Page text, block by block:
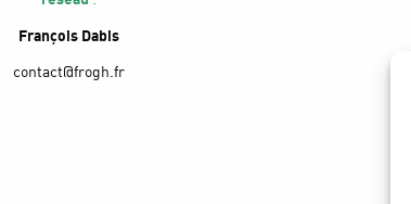
François Dabis
contact@frogh.fr